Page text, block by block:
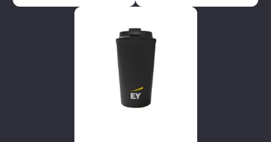
HINZUFÜGEN